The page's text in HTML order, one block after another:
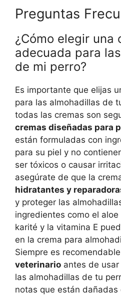
Preguntas
¿Cómo elegir una
adecuada para
de mi perro?
Es importante que elijas
para las almohadillas de
todas las cremas son
cremas diseñadas para
están formuladas con
para su piel y no
ser tóxicos o causar
asegúrate de que la
hidratantes y
y proteger las
ingredientes como el
karité y la vitamina E
en la crema para
Siempre es recomendable
veterinario antes de
las almohadillas de tu
notas que están dañadas